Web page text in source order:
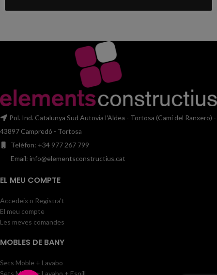
Pol. Ind. Catalunya Sud Autovia l'Aldea - Tortosa (Camí del Ranxero) -
43897 Campredó - Tortosa
Telèfon: +34 977 267 799
Email: info@elementsconstructius.cat
EL MEU COMPTE
Accedeix o Registra't
El meu compte
Les meves comandes
MOBLES DE BANY
Sets Moble + Lavabo
Sets Moble + Lavabo + Espill